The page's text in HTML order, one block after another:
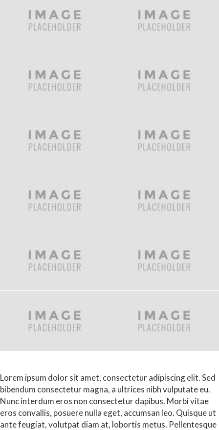
Lorem ipsum dolor sit amet, consectetur adipiscing elit. Sed
bibendum consectetur magna, a ultrices nibh vulputate eu.
Nunc interdum eros non consectetur dapibus. Morbi vitae
eros convallis, posuere nulla eget, accumsan leo. Quisque ut
ante feugiat, volutpat diam at, lobortis metus. Pellentesque